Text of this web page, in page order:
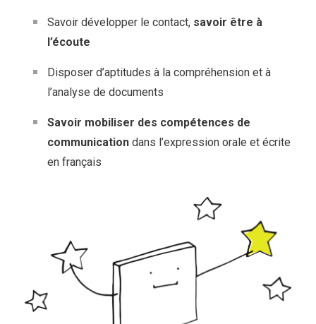
Savoir développer le contact, savoir être à
l’écoute
Disposer d’aptitudes à la compréhension et à
l’analyse de documents
Savoir mobiliser des compétences de
communication dans l’expression orale et écrite
en français